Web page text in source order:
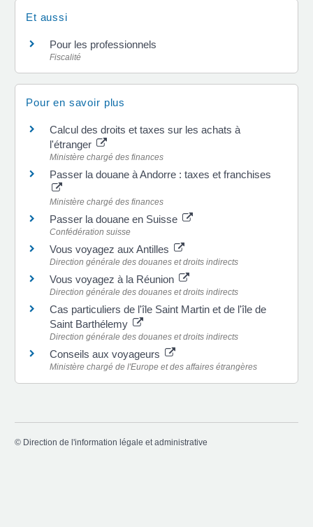
Et aussi
Pour les professionnels
Fiscalité
Pour en savoir plus
Calcul des droits et taxes sur les achats à
l'étranger
Ministère chargé des finances
Passer la douane à Andorre : taxes et franchises
Ministère chargé des finances
Passer la douane en Suisse
Confédération suisse
Vous voyagez aux Antilles
Direction générale des douanes et droits indirects
Vous voyagez à la Réunion
Direction générale des douanes et droits indirects
Cas particuliers de l'île Saint Martin et de l'île de
Saint Barthélemy
Direction générale des douanes et droits indirects
Conseils aux voyageurs
Ministère chargé de l'Europe et des affaires étrangères
© Direction de l'information légale et administrative